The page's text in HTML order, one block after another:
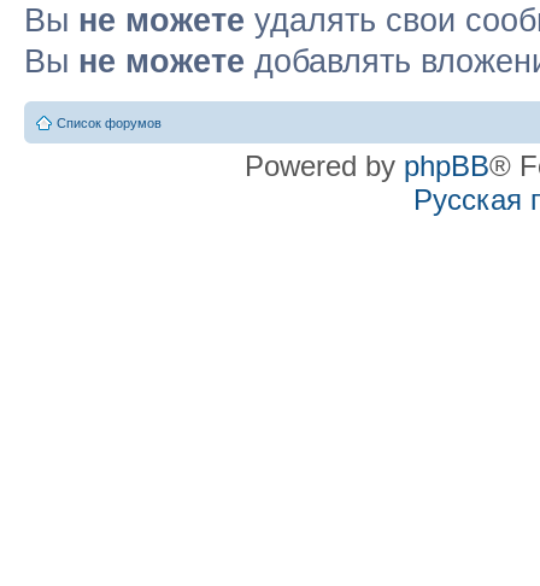
Вы не можете удалять свои
Вы не можете добавлять
Список форумов
Powered by phpBB®
Русская